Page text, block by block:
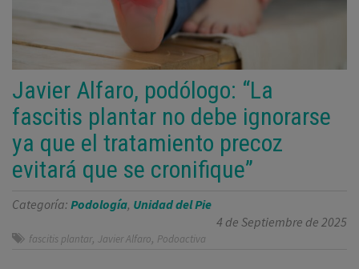
Javier Alfaro, podólogo: “La
fascitis plantar no debe ignorarse
ya que el tratamiento precoz
evitará que se cronifique”
Categoría: Podología, Unidad del Pie
4 de Septiembre de 2025
fascitis plantar, Javier Alfaro, Podoactiva